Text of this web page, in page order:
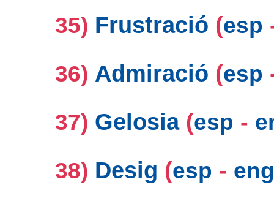
35) Frustració (esp
36) Admiració (esp
37) Gelosia (esp -
38) Desig (esp - eng